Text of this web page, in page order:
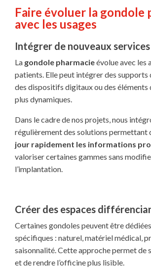
Faire évoluer la gondole
avec les usages
Intégrer de nouveaux services
La gondole pharmacieévolue avec les
patients. Elle peut intégrer des supports
des dispositifs digitaux ou des éléments
plus dynamiques.
Dans le cadre de nos projets, nous
régulièrement des solutions permettant
jour rapidement les informations
valoriser certaines gammes sans
l’implantation.
Créer des espaces
Certaines gondoles peuvent être
spécifiques : naturel, matériel médical,
saisonnalité. Cette approche permet de
et de rendre l’officine plus lisible.